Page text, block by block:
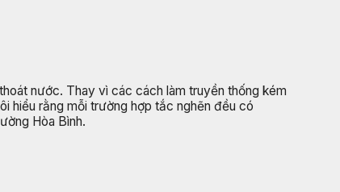
nước. Thay vì các cách làm truyền thống kém
hiểu rằng mỗi trường hợp tắc nghẽn đều có
Hòa Bình.